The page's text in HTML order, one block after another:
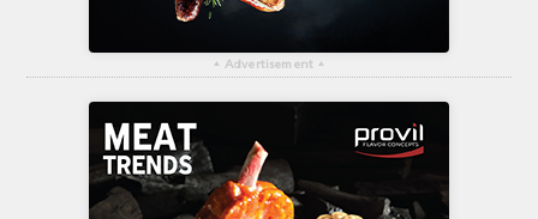
▴ Advertisement ▴